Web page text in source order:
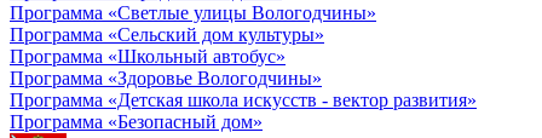
Программа «Светлые улицы Вологодчины»
Программа «Сельский дом культуры»
Программа «Школьный автобус»
Программа «Здоровье Вологодчины»
Программа «Детская школа искусств - вектор развития»
Программа «Безопасный дом»